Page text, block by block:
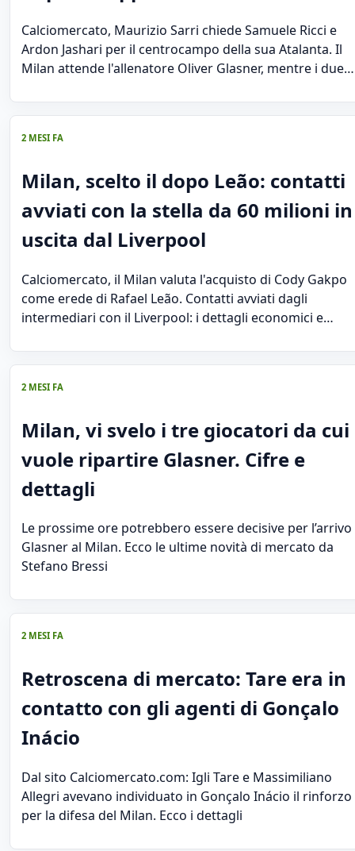
Calciomercato, Maurizio Sarri chiede Samuele Ricci e
Ardon Jashari per il centrocampo della sua Atalanta. Il
Milan attende l'allenatore Oliver Glasner, mentre i due…
2 MESI FA
Milan, scelto il dopo Leão: contatti
avviati con la stella da 60 milioni in
uscita dal Liverpool
Calciomercato, il Milan valuta l'acquisto di Cody Gakpo
come erede di Rafael Leão. Contatti avviati dagli
intermediari con il Liverpool: i dettagli economici e…
2 MESI FA
Milan, vi svelo i tre giocatori da cui
vuole ripartire Glasner. Cifre e
dettagli
Le prossime ore potrebbero essere decisive per
Glasner al Milan. Ecco le ultime novità di mercato da
Stefano Bressi
2 MESI FA
Retroscena di mercato: Tare era in
contatto con gli agenti di Gonçalo
Inácio
Dal sito Calciomercato.com: Igli Tare e Massimiliano
Allegri avevano individuato in Gonçalo Inácio il rinforzo
per la difesa del Milan. Ecco i dettagli